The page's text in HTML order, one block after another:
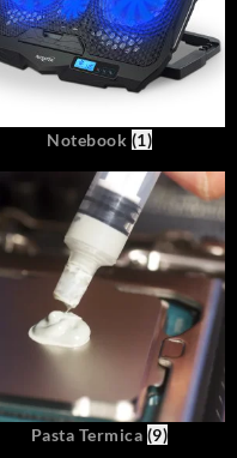
Notebook (1)
Pasta Termica (9)